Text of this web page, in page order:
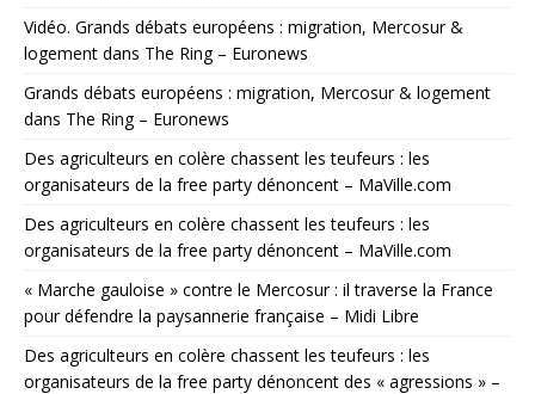
Vidéo. Grands débats européens : migration, Mercosur &
logement dans The Ring – Euronews
Grands débats européens : migration, Mercosur & logement
dans The Ring – Euronews
Des agriculteurs en colère chassent les teufeurs : les
organisateurs de la free party dénoncent – MaVille.com
Des agriculteurs en colère chassent les teufeurs : les
organisateurs de la free party dénoncent – MaVille.com
« Marche gauloise » contre le Mercosur : il traverse la France
pour défendre la paysannerie française – Midi Libre
Des agriculteurs en colère chassent les teufeurs : les
organisateurs de la free party dénoncent des « agressions » –